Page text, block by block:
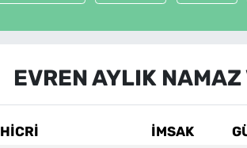
EVREN AYLIK
HİCRİ İMSAK